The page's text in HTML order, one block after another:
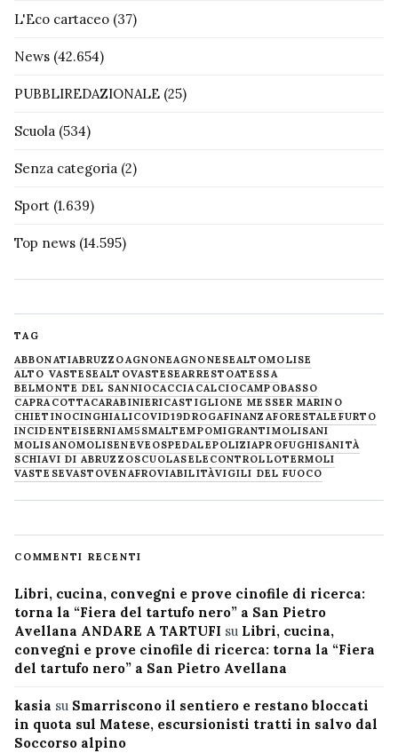
L'Eco cartaceo (37)
News (42.654)
PUBBLIREDAZIONALE (25)
Scuola (534)
Senza categoria (2)
Sport (1.639)
Top news (14.595)
TAG
ABBONATIABRUZZOAGNONEAGNONESEALTOMOLISE
ALTO VASTESEALTOVASTESEARRESTOATESSA
BELMONTE DEL SANNIOCACCIACALCIOCAMPOBASSO
CAPRACOTTACARABINIERICASTIGLIONE MESSER MARINO
CHIETINOCINGHIALICOVID19DROGAFINANZAFORESTALE FURTO
INCIDENTEISERNIAM5SMALTEMPOMIGRANTIMOLISANI
MOLISANOMOLISENEVE OSPEDALEPOLIZIAPROFUGHISANITÀ
SCHIAVI DI ABRUZZOSCUOLASELECONTROLLOTERMOLI
VASTESEVASTOVENAFROVIABILITÀVIGILI DEL FUOCO
COMMENTI RECENTI
Libri, cucina, convegni e prove cinofile di ricerca:
torna la “Fiera del tartufo nero” a San Pietro
Avellana ANDARE A TARTUFI su Libri, cucina,
convegni e prove cinofile di ricerca: torna la “Fiera
del tartufo nero” a San Pietro Avellana
kasia su Smarriscono il sentiero e restano bloccati
in quota sul Matese, escursionisti tratti in salvo dal
Soccorso alpino